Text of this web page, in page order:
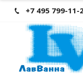
+7 495 799-11-